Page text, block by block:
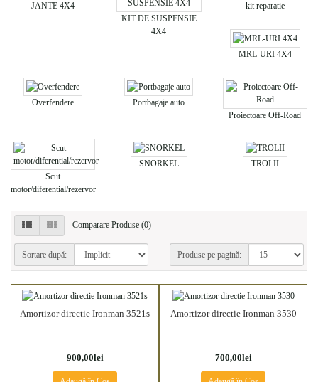
JANTE 4X4
KIT DE SUSPENSIE
4X4
kit reparatie
MRL-URI 4X4
Overfendere
Portbagaje auto
Proiectoare Off-Road
Scut
motor/diferential/rezervor
SNORKEL TROLII
Comparare Produse (0)
Sortare după: Produse pe pagină:
Amortizor directie Ironman 3521s
900,00lei
Amortizor directie Ironman 3530
700,00lei